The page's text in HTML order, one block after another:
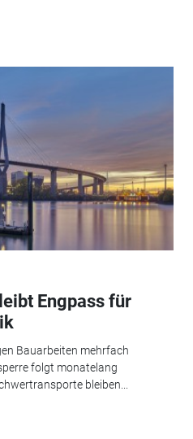
Engpass für
Bauarbeiten mehrfach
folgt monatelang
bleiben...